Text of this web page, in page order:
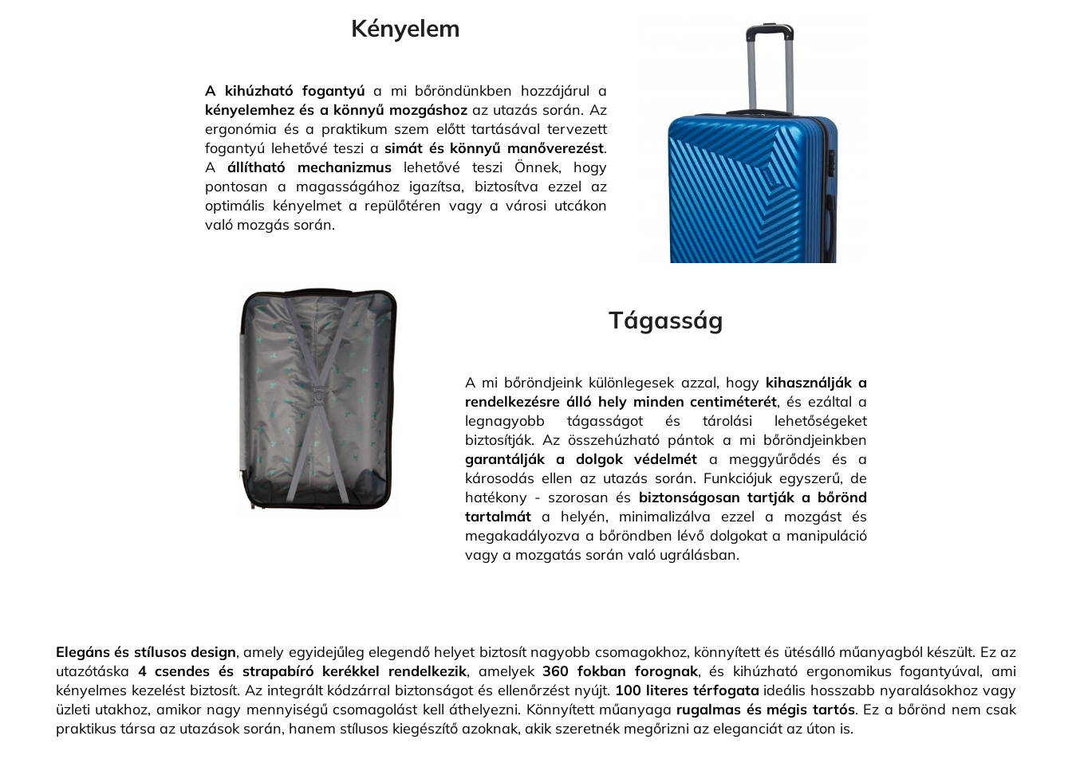
Kényelem
A kihúzható fogantyú a mi bőröndünkben hozzájárul a
kényelemhez és a könnyű mozgáshoz az utazás során. Az
ergonómia és a praktikum szem előtt tartásával tervezett
fogantyú lehetővé teszi a simát és könnyű manőverezést.
Aállítható mechanizmus lehetővé teszi Önnek, hogy
pontosan a magasságához igazítsa, biztosítva ezzel az
optimális kényelmet a repülőtéren vagy a városi utcákon
való mozgás során.
Tágasság
A mi bőröndjeink különlegesek azzal, hogy kihasználják a
rendelkezésre álló hely minden centiméterét, és ezáltal a
legnagyobb tágasságot és tárolási lehetőségeket
biztosítják. Az összehúzható pántok a mi bőröndjeinkben
garantálják a dolgok védelmét a meggyűrődés és a
károsodás ellen az utazás során. Funkciójuk egyszerű, de
hatékony - szorosan és biztonságosan tartják a bőrönd
tartalmát a helyén, minimalizálva ezzel a mozgást és
megakadályozva a bőröndben lévő dolgokat a manipuláció
vagy a mozgatás során való ugrálásban.
Elegáns és stílusos design, amely egyidejűleg elegendő helyet biztosít nagyobb csomagokhoz, könnyített és ütésálló műanyagból készült. Ez az
utazótáska 4 csendes és strapabíró kerékkel rendelkezik, amelyek360 fokban forognak, és kihúzható ergonomikus fogantyúval, ami
kényelmes kezelést biztosít. Az integrált kódzárral biztonságot és ellenőrzést nyújt. 100 literes térfogata ideális hosszabb nyaralásokhoz vagy
üzleti utakhoz, amikor nagy mennyiségű csomagolást kell áthelyezni. Könnyített műanyaga rugalmas és mégis tartós. Ez a bőrönd nem csak
praktikus társa az utazások során, hanem stílusos kiegészítő azoknak, akik szeretnék megőrizni az eleganciát az úton is.